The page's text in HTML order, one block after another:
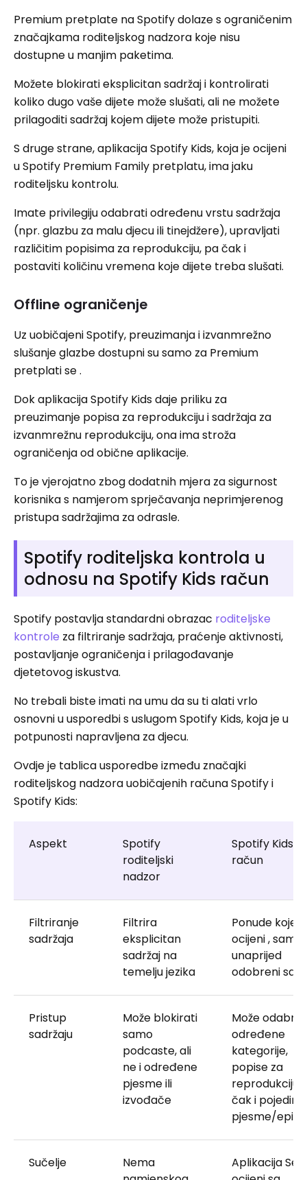
Premium pretplate na Spotify dolaze s ograničenim
značajkama roditeljskog nadzora koje nisu
dostupne u manjim paketima.
Možete blokirati eksplicitan sadržaj i kontrolirati
koliko dugo vaše dijete može slušati, ali ne možete
prilagoditi sadržaj kojem dijete može pristupiti.
S druge strane, aplikacija Spotify Kids, koja je ocijeni
u Spotify Premium Family pretplatu, ima jaku
roditeljsku kontrolu.
Imate privilegiju odabrati određenu vrstu sadržaja
(npr. glazbu za malu djecu ili tinejdžere), upravljati
različitim popisima za reprodukciju, pa čak i
postaviti količinu vremena koje dijete treba slušati.
Offline ograničenje
Uz uobičajeni Spotify, preuzimanja i izvanmrežno
slušanje glazbe dostupni su samo za Premium
pretplati se .
Dok aplikacija Spotify Kids daje priliku za
preuzimanje popisa za reprodukciju i sadržaja za
izvanmrežnu reprodukciju, ona ima stroža
ograničenja od obične aplikacije.
To je vjerojatno zbog dodatnih mjera za sigurnost
korisnika s namjerom sprječavanja neprimjerenog
pristupa sadržajima za odrasle.
Spotify roditeljska kontrola u
odnosu na Spotify Kids račun
Spotify postavlja standardni obrazac roditeljske
kontrole za filtriranje sadržaja, praćenje aktivnosti,
postavljanje ograničenja i prilagođavanje
djetetovog iskustva.
No trebali biste imati na umu da su ti alati vrlo
osnovni u usporedbi s uslugom Spotify Kids, koja je u
potpunosti napravljena za djecu.
Ovdje je tablica usporedbe između značajki
roditeljskog nadzora uobičajenih računa Spotify i
Spotify Kids:
Aspekt
Spotify
roditeljski
nadzor
Spotify Kids
račun
Filtriranje
sadržaja
Filtrira
eksplicitan
sadržaj na
temelju jezika
Ponude koje
ocijeni , samo
unaprijed
odobreni
Pristup
sadržaju
Može blokirati
samo
podcaste, ali
ne i određene
pjesme ili
izvođače
Može
određene
kategorije,
popise za
reprodukciju,
čak i
pjesme/
Sučelje
Nema
Aplikacija